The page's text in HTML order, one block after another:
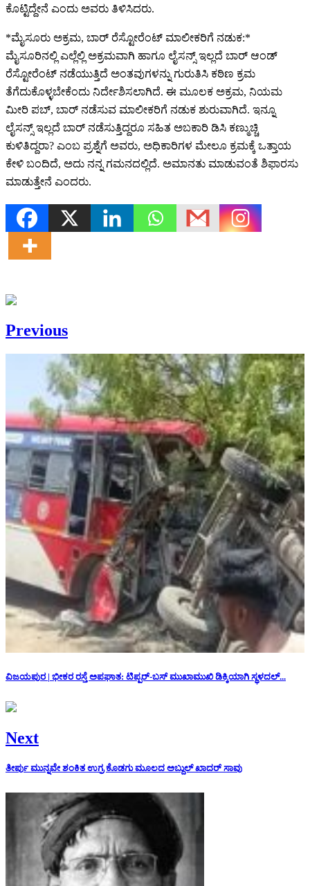
ಕೊಟ್ಟಿದ್ದೇನೆ ಎಂದು ಅವರು ತಿಳಿಸಿದರು.
*ಮೈಸೂರು ಅಕ್ರಮ, ಬಾರ್ ರೆಸ್ಟೋರೆಂಟ್‌ ಮಾಲೀಕರಿಗೆ ನಡುಕ:*
ಮೈಸೂರಿನಲ್ಲಿ ಎಲ್ಲೆಲ್ಲಿ ಅಕ್ರಮವಾಗಿ ಹಾಗೂ ಲೈಸನ್ಸ್ ಇಲ್ಲದೆ ಬಾರ್ ಆಂಡ್
ರೆಸ್ಟೋರೆಂಟ್ ನಡೆಯುತ್ತಿದೆ ಅಂತವುಗಳನ್ನು ಗುರುತಿಸಿ ಕಠಿಣ ಕ್ರಮ
ತೆಗೆದುಕೊಳ್ಳಬೇಕೆಂದು ನಿರ್ದೇಶಿಸಲಾಗಿದೆ. ಈ ಮೂಲಕ ಅಕ್ರಮ, ನಿಯಮ
ಮೀರಿ ಪಬ್, ಬಾರ್ ನಡೆಸುವ ಮಾಲೀಕರಿಗೆ ನಡುಕ ಶುರುವಾಗಿದೆ. ಇನ್ನೂ
ಲೈಸನ್ಸ್ ಇಲ್ಲದೆ ಬಾರ್ ನಡೆಸುತ್ತಿದ್ದರೂ ಸಹಿತ ಅಬಕಾರಿ ಡಿಸಿ ಕಣ್ಮುಚ್ಚಿ
ಕುಳಿತಿದ್ದರಾ? ಎಂಬ ಪ್ರಶ್ನೆಗೆ ಅವರು, ಅಧಿಕಾರಿಗಳ ಮೇಲೂ ಕ್ರಮಕ್ಕೆ ಒತ್ತಾಯ
ಕೇಳಿ ಬಂದಿದೆ, ಅದು ನನ್ನ ಗಮನದಲ್ಲಿದೆ. ಅಮಾನತು ಮಾಡುವಂತೆ ಶಿಫಾರಸು
ಮಾಡುತ್ತೇನೆ ಎಂದರು.
Previous
ವಿಜಯಪುರ | ಭೀಕರ ರಸ್ತೆ ಅಪಘಾತ: ಟಿಪ್ಪರ್-ಬಸ್ ಮುಖಾಮುಖಿ ಡಿಕ್ಕಿಯಾಗಿ ಸ್ಥಳದಲ್...
Next
ತೀರ್ಪು ಮುನ್ನವೇ ಶಂಕಿತ ಉಗ್ರ ಕೊಡಗು ಮೂಲದ ಅಬ್ದುಲ್ ಖಾದರ್ ಸಾವು